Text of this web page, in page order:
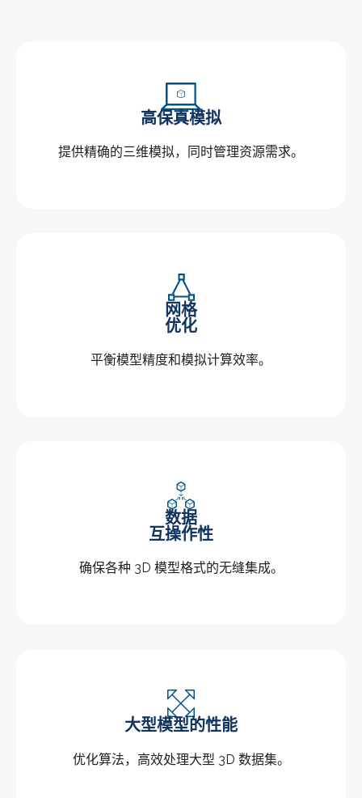
高保真模拟
提供精确的三维模拟，同时管理资源需求。
网格
优化
平衡模型精度和模拟计算效率。
数据
互操作性
确保各种 3D 模型格式的无缝集成。
大型模型的性能
优化算法，高效处理大型 3D 数据集。